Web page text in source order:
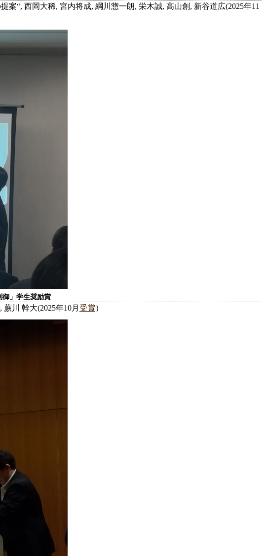
案“, 西岡大稀, 宮内将成, 綱川惣一朗, 栄木誠, 高山創, 新谷道広(2025年11
御」学生奨励賞
川 幹大(2025年10月 受賞）